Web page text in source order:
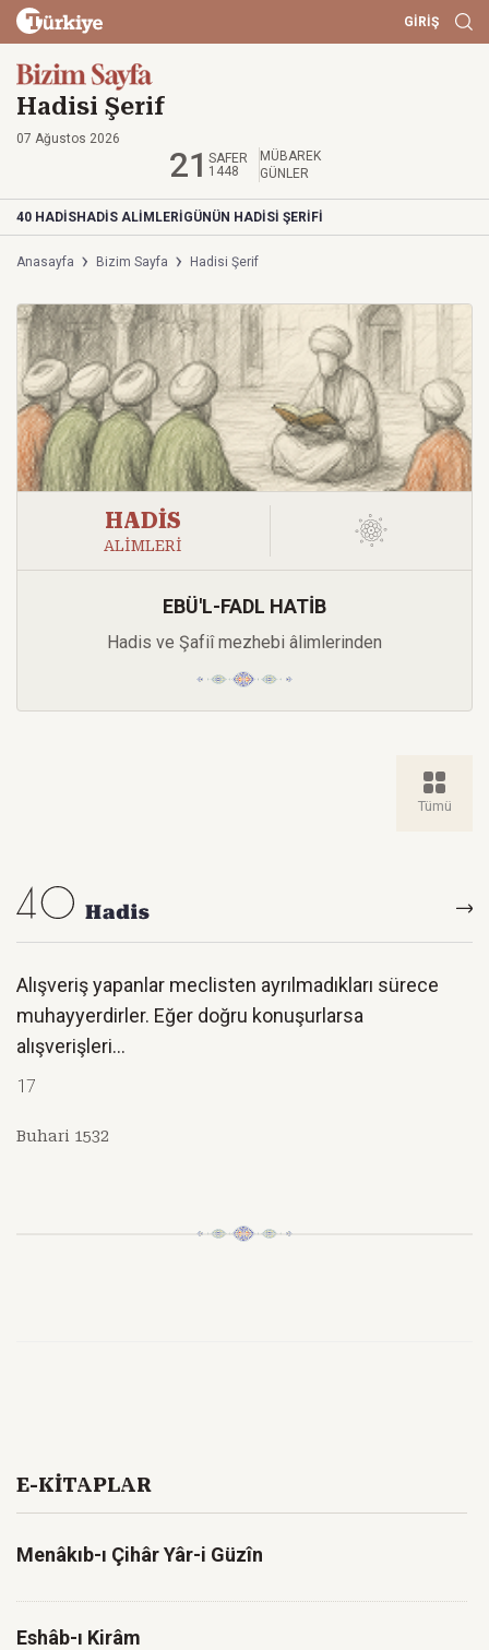
GİRİŞ
07 Ağustos 2026
21 SAFER
1448
MÜBAREK
GÜNLER
Hadisi Şerif
40 HADİSHADİS ALİMLERİGÜNÜN HADİSİ ŞERİFİ
Anasayfa Bizim Sayfa Hadisi Şerif
HADİS
ALİMLERİ
EBÜ'L-FADL HATİB
Hadis ve Şafiî mezhebi âlimlerinden
Tümü
Alışveriş yapanlar meclisten ayrılmadıkları sürece
muhayyerdirler. Eğer doğru konuşurlarsa
alışverişleri...
17
Buhari 1532
E-KİTAPLAR
Menâkıb-ı Çihâr Yâr-i Güzîn
Eshâb-ı Kirâm